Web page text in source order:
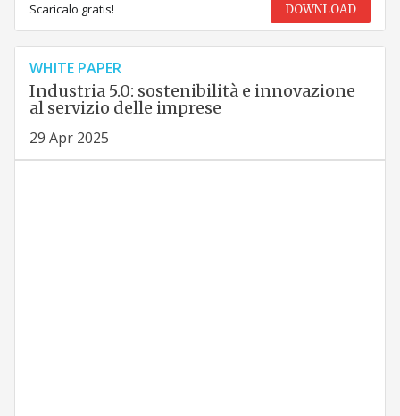
Scaricalo gratis! DOWNLOAD
WHITE PAPER
Industria 5.0: sostenibilità e innovazione
al servizio delle imprese
29 Apr 2025